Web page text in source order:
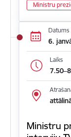
Ministru
Datums
6.
Laiks
Ministru